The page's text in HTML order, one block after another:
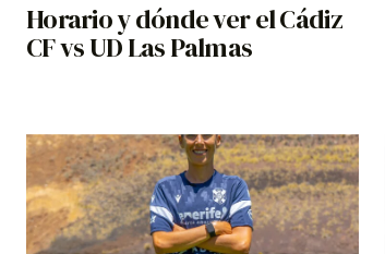
Horario y dónde ver el Cádiz
CF vs UD Las Palmas